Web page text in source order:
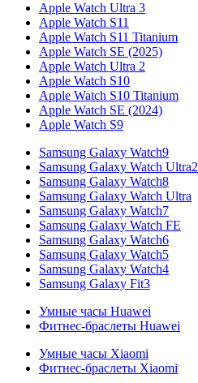
Apple Watch Ultra 3
Apple Watch S11
Apple Watch S11 Titanium
Apple Watch SE (2025)
Apple Watch Ultra 2
Apple Watch S10
Apple Watch S10 Titanium
Apple Watch SE (2024)
Apple Watch S9
Samsung Galaxy Watch9
Samsung Galaxy Watch Ultra2
Samsung Galaxy Watch8
Samsung Galaxy Watch Ultra
Samsung Galaxy Watch7
Samsung Galaxy Watch FE
Samsung Galaxy Watch6
Samsung Galaxy Watch5
Samsung Galaxy Watch4
Samsung Galaxy Fit3
Умные часы Huawei
Фитнес-браслеты Huawei
Умные часы Xiaomi
Фитнес-браслеты Xiaomi